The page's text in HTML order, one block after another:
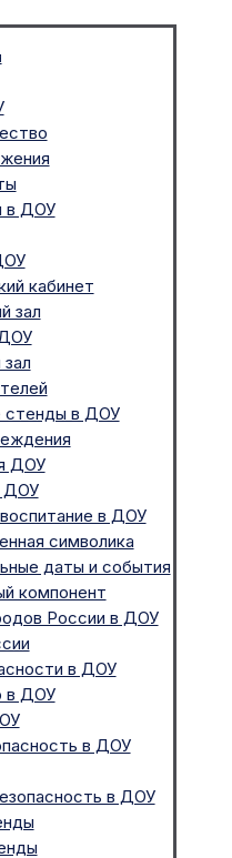
в ДОУ
кабинет
зал
стенды в ДОУ
ДОУ
ДОУ
в ДОУ
символика
даты и события
компонент
России в ДОУ
в ДОУ
в ДОУ
в ДОУ
в ДОУ